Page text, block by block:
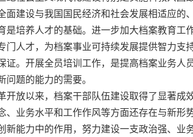
面建设与我国国民经济和社会发展相适应的
是培养人才的基础。进一步加大档案教育工
门人才，为档案事业可持续发展提供智力支
证。开展全员培训工作，是提高档案业务人
问题的能力的需要。
开放以来，档案干部队伍建设取得了显著成
、业务水平和工作作风等方面还存在与新形
新能力中的作用，努力建设一支政治强、业